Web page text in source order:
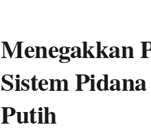
Menegakkan
Sistem
Putih